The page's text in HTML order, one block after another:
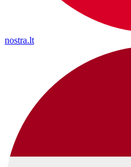
nostra.lt